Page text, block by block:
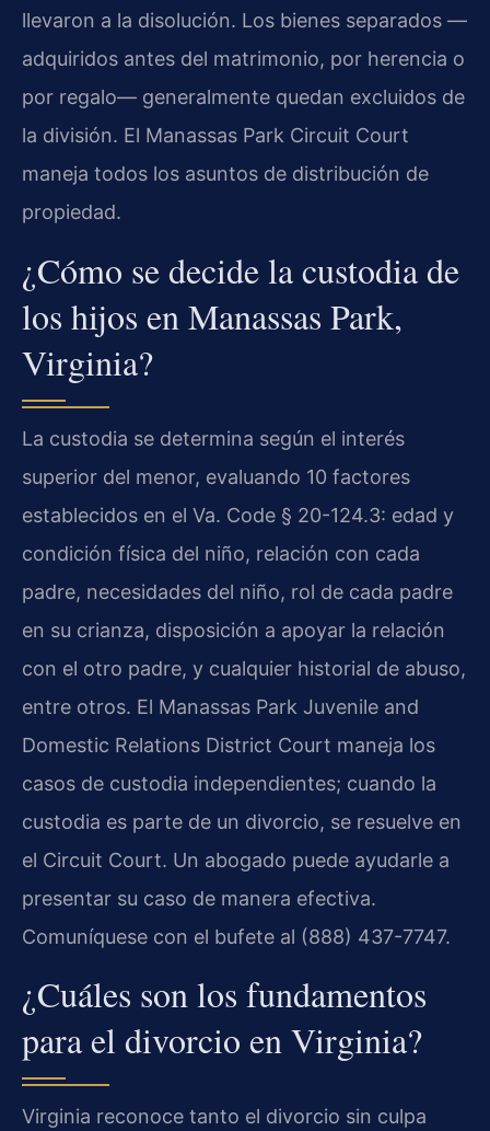
llevaron a la disolución. Los bienes separados —
adquiridos antes del matrimonio, por herencia o
por regalo— generalmente quedan excluidos de
la división. El Manassas Park Circuit Court
maneja todos los asuntos de distribución de
propiedad.
¿Cómo se decide la custodia de
los hijos en Manassas Park,
Virginia?
La custodia se determina según el interés
superior del menor, evaluando 10 factores
establecidos en el Va. Code § 20-124.3: edad y
condición física del niño, relación con cada
padre, necesidades del niño, rol de cada padre
en su crianza, disposición a apoyar la relación
con el otro padre, y cualquier historial de abuso,
entre otros. El Manassas Park Juvenile and
Domestic Relations District Court maneja los
casos de custodia independientes; cuando la
custodia es parte de un divorcio, se resuelve en
el Circuit Court. Un abogado puede ayudarle a
presentar su caso de manera efectiva.
Comuníquese con el bufete al (888) 437-7747.
¿Cuáles son los fundamentos
para el divorcio en Virginia?
Virginia reconoce tanto el divorcio sin culpa